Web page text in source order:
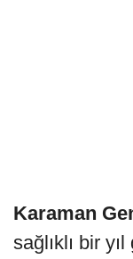
Karaman
sağlıklı bir